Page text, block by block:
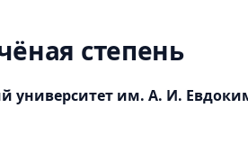
степень
университет им. А. И.